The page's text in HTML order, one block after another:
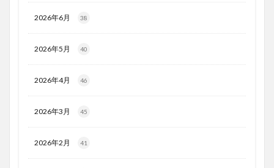
2026年6月 38
2026年5月 40
2026年4月 46
2026年3月 45
2026年2月 41